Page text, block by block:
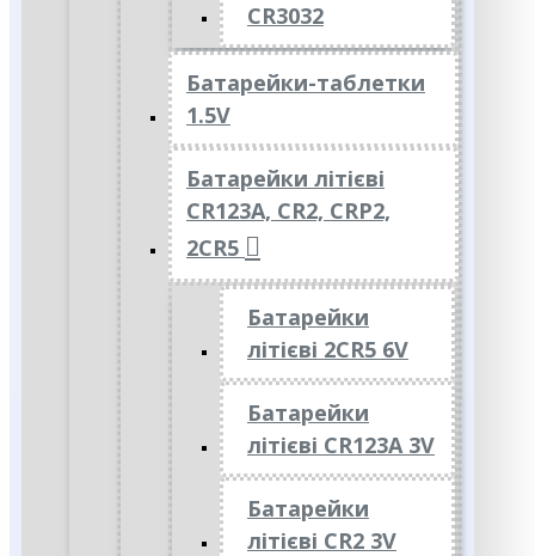
CR3032
Батарейки-таблетки
1.5V
Батарейки літієві
CR123A, CR2, CRP2,
2CR5
Батарейки
літієві 2CR5 6V
Батарейки
літієві CR123A 3V
Батарейки
літієві CR2 3V